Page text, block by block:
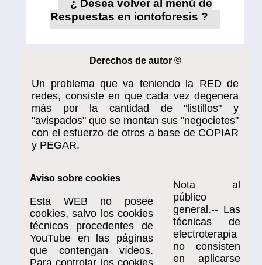
¿ Desea volver al menú de
Respuestas en iontoforesis ?
Derechos de autor ©
Un problema que va teniendo la RED de
redes, consiste en que cada vez degenera
más por la cantidad de "listillos" y
"avispados" que se montan sus "negocietes"
con el esfuerzo de otros a base de COPIAR
y PEGAR.
Aviso sobre cookies
Esta WEB no posee
cookies, salvo los cookies
técnicos procedentes de
YouTube en las páginas
que contengan vídeos.
Nota al
público
general.-- Las
técnicas de
electroterapia
no consisten
en aplicarse